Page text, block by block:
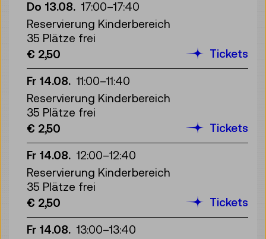
Do 13.08. 17:00–17:40
Reservierung Kinderbereich
35 Plätze frei
€ 2,50
Tickets
Fr 14.08. 11:00–11:40
Reservierung Kinderbereich
35 Plätze frei
€ 2,50
Tickets
Fr 14.08. 12:00–12:40
Reservierung Kinderbereich
35 Plätze frei
€ 2,50
Tickets
Fr 14.08. 13:00–13:40